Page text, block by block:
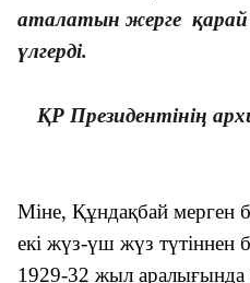
аталатын жерге
үлгерді.
ҚР Президентінің
Міне, Құндақбай мерген
екі жүз-үш жүз түтіннен
1929-32 жыл аралығында